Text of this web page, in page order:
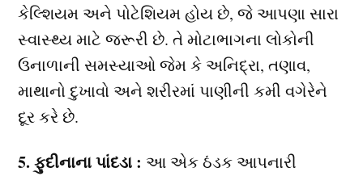
કેલ્શિયમ અને પોટેશિયમ હોય છે, જે આપણા સારા
સ્વાસ્થ્ય માટે જરૂરી છે. તે મોટાભાગના લોકોની
ઉનાળાની સમસ્યાઓ જેમ કે અનિદ્રા, તણાવ,
માથાનો દુખાવો અને શરીરમાં પાણીની કમી વગેરેને
દૂર કરે છે.
5. ફુદીનાના પાંદડા : આ એક ઠંડક આપનારી